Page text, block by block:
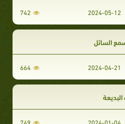
742
السائل
664
2024-01-04
749